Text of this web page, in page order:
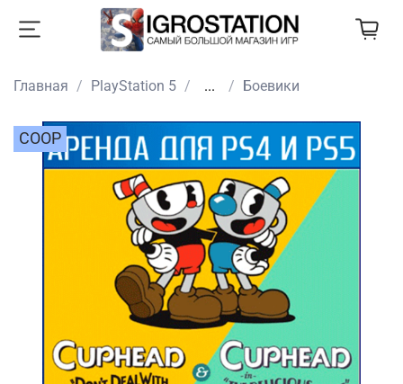
Главная PlayStation 5 ... Боевики
COOP